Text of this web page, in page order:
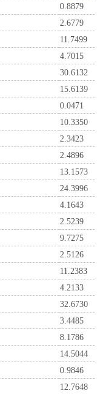
0.8879
2.6779
11.7499
4.7015
30.6132
15.6139
0.0471
10.3350
2.3423
2.4896
13.1573
24.3996
4.1643
2.5239
9.7275
2.5126
11.2383
4.2133
32.6730
3.4485
8.1786
14.5044
0.9846
12.7648